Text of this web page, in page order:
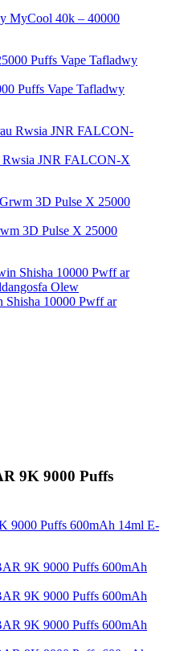
MyCool 40k – 40000
Puffs Vape Tafladwy
Rwsia JNR FALCON-X
3D Pulse X 25000
Shisha 10000 Pwff ar
9K 9000 Puffs